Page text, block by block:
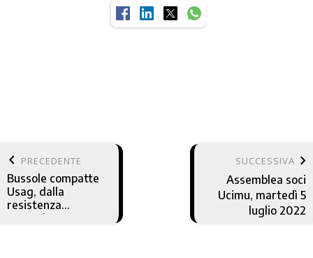
keyboard_arrow_left PRECEDENTE
Bussole compatte
Usag, dalla
resistenza
garantita
SUCCESSIVA keyboard_arrow_right
Assemblea soci
Ucimu, martedì 5
luglio 2022